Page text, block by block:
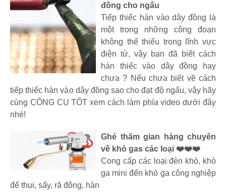
đồng cho ngấu
Tiếp thiếc hàn vào dây đồng là
một trong những công đoạn
không thể thiếu trong lĩnh vực
điện tử, vậy bạn đã biết cách
hàn thiếc vào dây đồng hay
chưa ? Nếu chưa biết về cách
tiếp thiếc hàn vào dây đồng sao cho đạt độ ngấu, vậy hãy
cùng CÔNG CỤ TỐT xem cách làm phía video dưới đây
nhé!
Ghé thăm gian hàng chuyên
về khò gas các loại ❤️❤️❤️
Cong cấp các loại đèn khò, khò
ga mini đến khò ga công nghiệp
để thui, sấy, rã đông, hàn